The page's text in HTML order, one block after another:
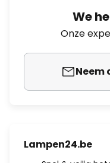
We
Onze
Neem
Lampen24.be